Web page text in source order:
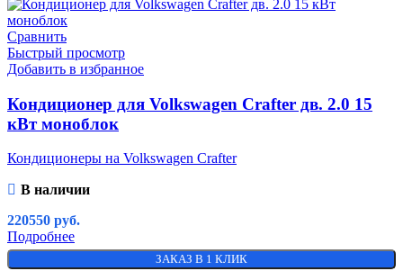
Сравнить
Быстрый просмотр
Добавить в избранное
Кондиционер для Volkswagen Crafter дв. 2.0 15
кВт моноблок
Кондиционеры на Volkswagen Crafter
В наличии
220550 руб.
Подробнее
ЗАКАЗ В 1 КЛИК